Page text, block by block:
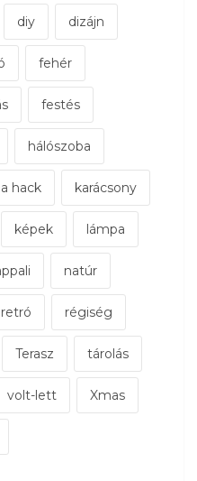
diy dizájn
fehér
festés
hálószoba
hack karácsony
képek lámpa
natúr
retró régiség
Terasz tárolás
volt-lett Xmas